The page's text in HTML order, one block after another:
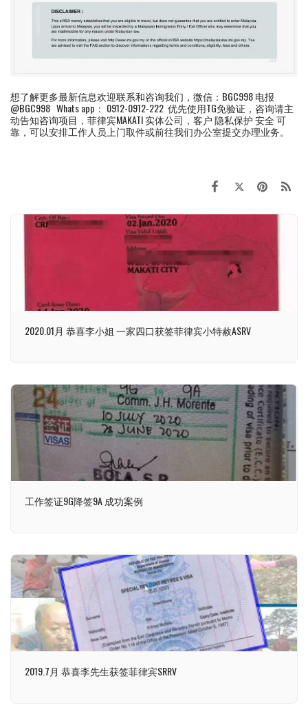
想了解更多最新信息欢迎联系和咨询我们，微信：BGC998 电报
@BGC998 Whats app： 0912-0912-222 优先使用TG免验证，咨询请主
动告知咨询项目，菲律宾MAKATI 实体公司，客户 隐私保护 安全 可
靠，可以安排工作人员上门取件或前往我们办公室提交办理业务。
2020.01月 恭喜李小姐 一家四口获签菲律宾小特赦ASRV
工作签证9G降签9A 成功案例
2019.7月 恭喜李先生获签菲律宾SRRV